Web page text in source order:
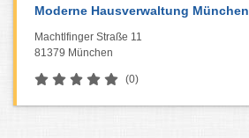
Moderne Hausverwaltung München
Machtlfinger Straße 11
81379 München
(0)